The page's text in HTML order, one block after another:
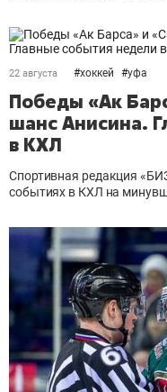
22 августа #хоккей #уфа
Победы «Ак
шанс Анисина.
в КХЛ
Спортивная редакция
событиях в КХЛ на